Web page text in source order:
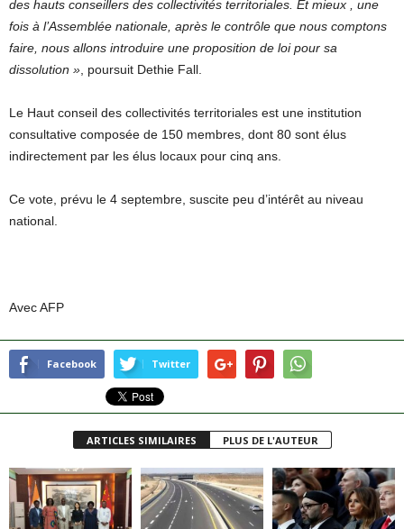
des hauts conseillers des collectivités territoriales. Et mieux , une
fois à l’Assemblée nationale, après le contrôle que nous comptons
faire, nous allons introduire une proposition de loi pour sa
dissolution » , poursuit Dethie Fall.
Le Haut conseil des collectivités territoriales est une institution
consultative composée de 150 membres, dont 80 sont élus
indirectement par les élus locaux pour cinq ans.
Ce vote, prévu le 4 septembre, suscite peu d’intérêt au niveau
national.
Avec AFP
Facebook Twitter
ARTICLES SIMILAIRES PLUS DE L'AUTEUR